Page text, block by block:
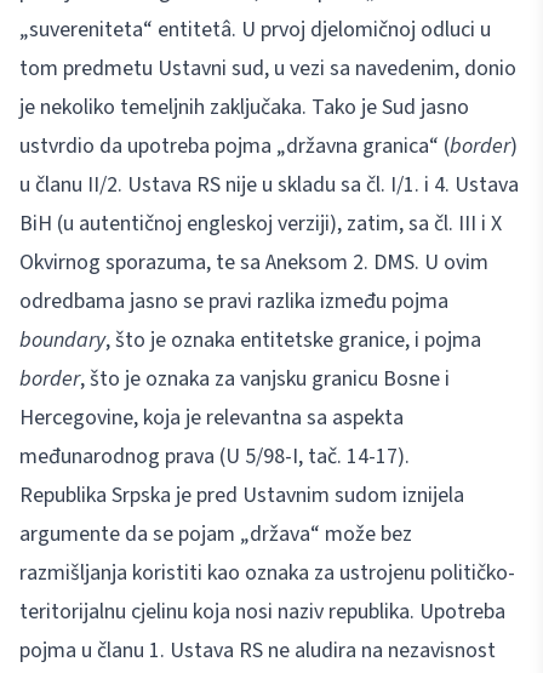
„suvereniteta“ entitetâ. U prvoj djelomičnoj odluci u
tom predmetu Ustavni sud, u vezi sa navedenim, donio
je nekoliko temeljnih zaključaka. Tako je Sud jasno
ustvrdio da upotreba pojma „državna granica“ (border)
u članu II/2. Ustava RS nije u skladu sa čl. I/1. i 4. Ustava
BiH (u autentičnoj engleskoj verziji), zatim, sa čl. III i X
Okvirnog sporazuma, te sa Aneksom 2. DMS. U ovim
odredbama jasno se pravi razlika između pojma
boundary, što je oznaka entitetske granice, i pojma
border, što je oznaka za vanjsku granicu Bosne i
Hercegovine, koja je relevantna sa aspekta
međunarodnog prava (U 5/98-I, tač. 14-17).
Republika Srpska je pred Ustavnim sudom iznijela
argumente da se pojam „država“ može bez
razmišljanja koristiti kao oznaka za ustrojenu političko-
teritorijalnu cjelinu koja nosi naziv republika. Upotreba
pojma u članu 1. Ustava RS ne aludira na nezavisnost